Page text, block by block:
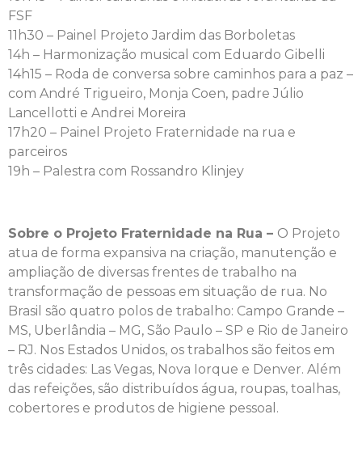
FSF
11h30 – Painel Projeto Jardim das Borboletas
14h – Harmonização musical com Eduardo Gibelli
14h15 – Roda de conversa sobre caminhos para a paz –
com André Trigueiro, Monja Coen, padre Júlio
Lancellotti e Andrei Moreira
17h20 – Painel Projeto Fraternidade na rua e
parceiros
19h – Palestra com Rossandro Klinjey
Sobre o Projeto Fraternidade na Rua – O Projeto
atua de forma expansiva na criação, manutenção e
ampliação de diversas frentes de trabalho na
transformação de pessoas em situação de rua. No
Brasil são quatro polos de trabalho: Campo Grande –
MS, Uberlândia – MG, São Paulo – SP e Rio de Janeiro
– RJ. Nos Estados Unidos, os trabalhos são feitos em
três cidades: Las Vegas, Nova Iorque e Denver. Além
das refeições, são distribuídos água, roupas, toalhas,
cobertores e produtos de higiene pessoal.